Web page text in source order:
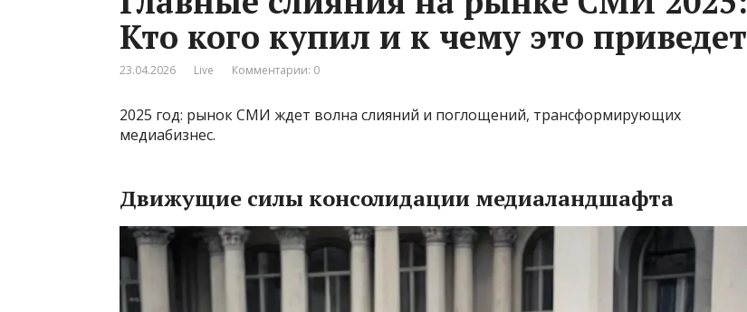
Кто кого купил и к чему это приведет
23.04.2026 Live Комментарии: 0
2025 год: рынок СМИ ждет волна слияний и поглощений, трансформирующих
медиабизнес.
Движущие силы консолидации медиаландшафта